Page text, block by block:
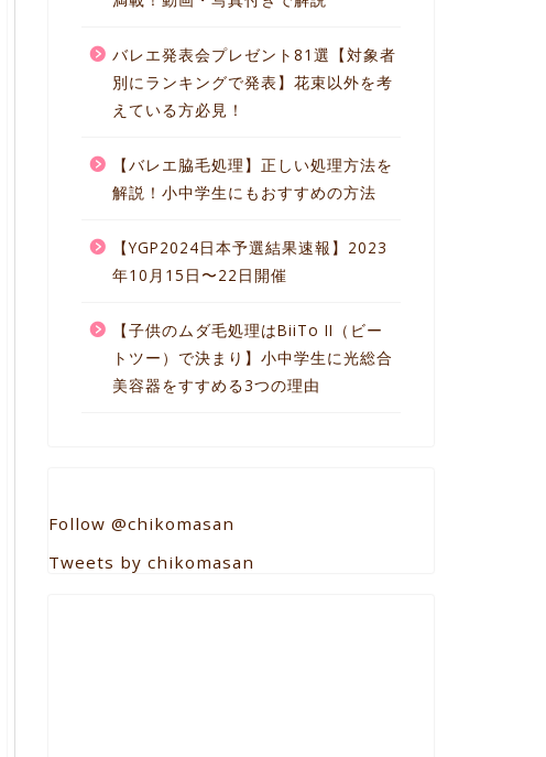
バレエ発表会プレゼント81選【対象者
別にランキングで発表】花束以外を考
えている方必見！
【バレエ脇毛処理】正しい処理方法を
解説！小中学生にもおすすめの方法
【YGP2024日本予選結果速報】2023
年10月15日〜22日開催
【子供のムダ毛処理はBiiTo II（ビー
トツー）で決まり】小中学生に光総合
美容器をすすめる3つの理由
Follow @chikomasan
Tweets by chikomasan